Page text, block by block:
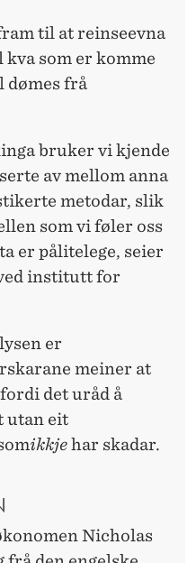
til at reinseevna
som er komme
dømes frå
bruker vi kjende
av mellom anna
metodar, slik
som vi føler oss
er pålitelege, seier
institutt for
er
meiner at
det uråd å
utan eit
ikkjehar skadar.
Nicholas